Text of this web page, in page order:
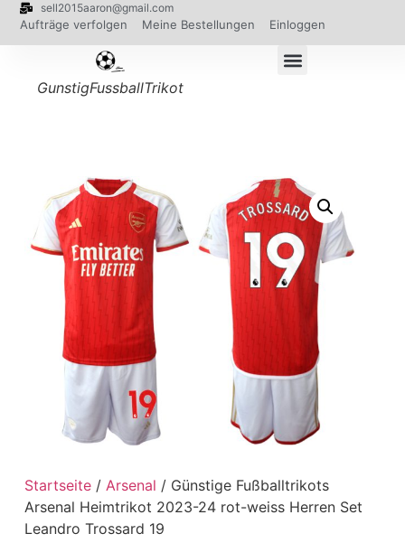
sell2015aaron@gmail.com
Aufträge verfolgen Meine Bestellungen Einloggen
GunstigFussballTrikot
Startseite/ Arsenal / Günstige Fußballtrikots
Arsenal Heimtrikot 2023-24 rot-weiss Herren Set
Leandro Trossard 19